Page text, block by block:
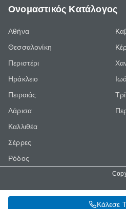
Κάλεσε
Ονομαστικός Κατάλογος
Αθήνα
Θεσσαλονίκη
Περιστέρι
Ηράκλειο
Πειραιάς
Λάρισα
Καλλιθέα
Σέρρες
Ρόδος